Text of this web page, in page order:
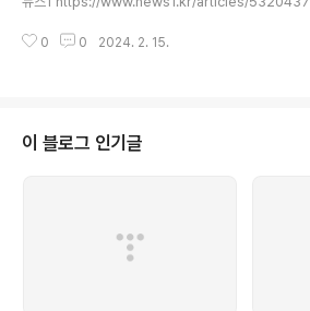
0 0 2024. 2. 15.
이 블로그 인기글